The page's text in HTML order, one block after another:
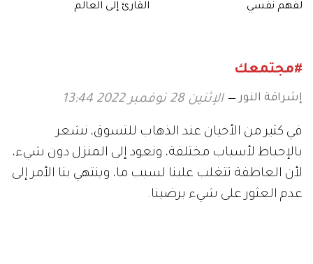
لفهم نفسي
القارئ إلى العالم
#مجتمعك
إشراقة النور الإثنين 28 نوفمبر 2022 13:44
في كثير من الأحيان عند الذهاب للتسوق، نشعر
بالإحباط لأسباب مختلفة، ونعود إلى المنزل دون شيء،
لأن العاطفة تتغلب علينا لسبب ما، وينتهي بنا الأمر إلى
عدم العثور على شيء يرضينا.